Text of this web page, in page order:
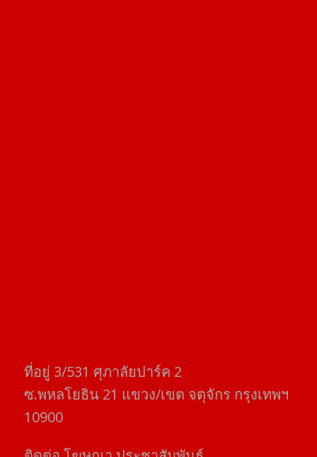
ที่อยู่​ 3/531​ ศุภาลัยปาร์ค​ 2
ซ.พหลโยธิน​ 21​ แขวง/เขต​ จตุจักร​ กรุงเทพฯ
10900